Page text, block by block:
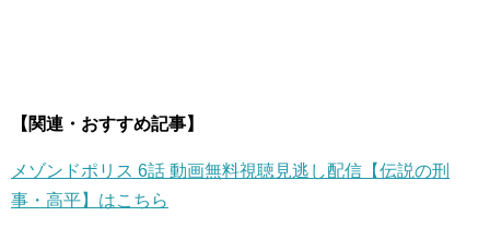
【関連・おすすめ記事】
メゾンドポリス 6話 動画無料視聴見逃し配信【伝説の刑
事・高平】はこちら